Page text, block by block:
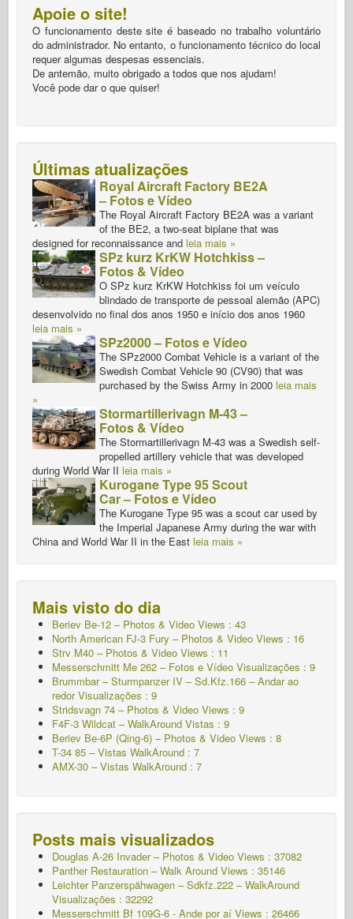
Apoie o site!
O funcionamento deste site é baseado no trabalho voluntário
do administrador. No entanto, o funcionamento técnico do local
requer algumas despesas essenciais.
De antemão, muito obrigado a todos que nos ajudam!
Você pode dar o que quiser!
Últimas atualizações
Royal Aircraft Factory BE2A
– Fotos e Vídeo
The Royal Aircraft Factory BE2A was a variant
of the BE2, a two-seat biplane that was
designed for reconnaissance and leia mais »
SPz kurz KrKW Hotchkiss –
Fotos & Vídeo
O SPz kurz KrKW Hotchkiss foi um veículo
blindado de transporte de pessoal alemão (APC)
desenvolvido no final dos anos 1950 e início dos anos 1960
leia mais »
SPz2000 – Fotos e Vídeo
The SPz2000 Combat Vehicle is a variant of the
Swedish Combat Vehicle 90 (CV90) that was
purchased by the Swiss Army in 2000 leia mais
»
Stormartillerivagn M-43 –
Fotos & Vídeo
The Stormartillerivagn M-43 was a Swedish self-
propelled artillery vehicle that was developed
during World War II leia mais »
Kurogane Type 95 Scout
Car – Fotos e Vídeo
The Kurogane Type 95 was a scout car used by
the Imperial Japanese Army during the war with
China and World War II in the East leia mais »
Mais visto do dia
Beriev Be-12 – Photos & Video Views : 43
North American FJ-3 Fury – Photos & Video Views : 16
Strv M40 – Photos & Video Views : 11
Messerschmitt Me 262 – Fotos e Vídeo Visualizações : 9
Brummbar – Sturmpanzer IV – Sd.Kfz.166 – Andar ao
redor Visualizações : 9
Stridsvagn 74 – Photos & Video Views : 9
F4F-3 Wildcat – WalkAround Vistas : 9
Beriev Be-6P (Qing-6) – Photos & Video Views : 8
T-34 85 – Vistas WalkAround : 7
AMX-30 – Vistas WalkAround : 7
Posts mais visualizados
Douglas A-26 Invader – Photos & Video Views : 37082
Panther Restauration – Walk Around Views : 35146
Leichter Panzerspähwagen – Sdkfz.222 – WalkAround
Visualizações : 32292
Messerschmitt Bf 109G-6 - Ande por aí Views : 26466